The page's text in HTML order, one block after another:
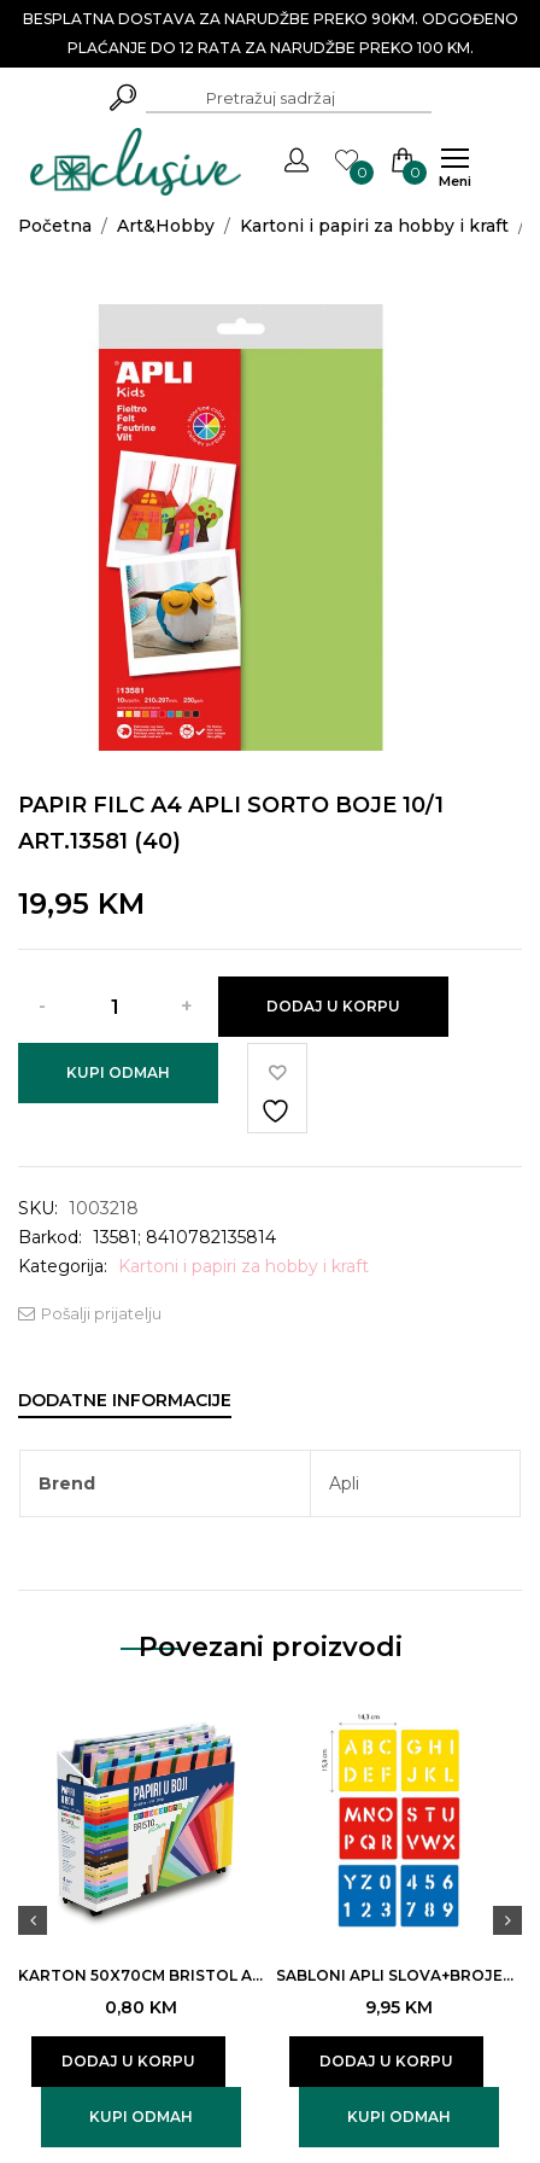
BESPLATNA DOSTAVA ZA NARUDŽBE PREKO 90KM. ODGOĐENO
PLAĆANJE DO 12 RATA ZA NARUDŽBE PREKO 100 KM.
0 0 Meni
Početna / Art&Hobby / Kartoni i papiri za hobby i kraft /
PAPIR FILC A4 APLI SORTO BOJE 10/1
ART.13581 (40)
19,95 KM
DODAJ U KORPU
KUPI ODMAH
SKU: 1003218
Barkod: 13581; 8410782135814
Kategorija:
Kartoni i papiri za hobby i kraft
Pošalji prijatelju
DODATNE INFORMACIJE
Brend Apli
Povezani proizvodi
KARTON 50X70CM BRISTOL ARCOBALENO 200GR CRVENI 250 (25)
0,80 KM
DODAJ U KORPU
KUPI ODMAH
SABLONI APLI SLOVA+BROJEVI ART.19407
9,95 KM
DODAJ U KORPU
KUPI ODMAH